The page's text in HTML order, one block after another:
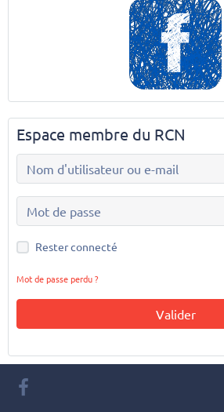
Espace membre du RCN
Rester connecté
Mot de passe perdu ?
Valider